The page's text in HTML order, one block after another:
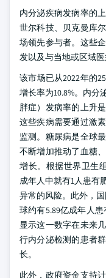
内分泌疾病发病率的
世尔科技、贝克曼库
场领先参与者。这些
发以及与当地或区域医
该市场已从2022年的
增长率为10.8%。内分
胖症）发病率的上升
这些疾病需要通过激
监测。糖尿病是全球
不断增加推动了血糖
增长。根据世界卫生
成年人中就有1人患有
异常的风险。此外，
球约有5.89亿成年人
显示这一数字在未来
行内分泌检测的患者
长。
此外，政府资金支持